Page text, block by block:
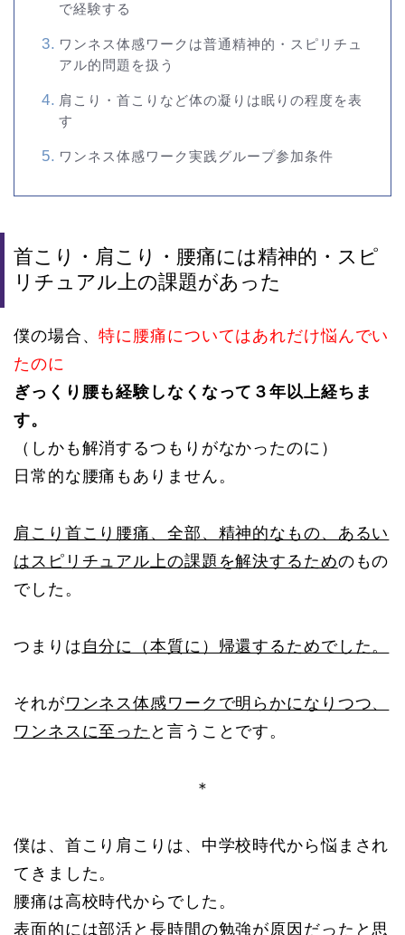
で経験する
ワンネス体感ワークは普通精神的・スピリチュ
アル的問題を扱う
肩こり・首こりなど体の凝りは眠りの程度を表
す
ワンネス体感ワーク実践グループ参加条件
首こり・肩こり・腰痛には精神的・スピ
リチュアル上の課題があった
僕の場合、特に腰痛についてはあれだけ悩んでい
たのに
ぎっくり腰も経験しなくなって３年以上経ちま
す。
（しかも解消するつもりがなかったのに）
日常的な腰痛もありません。
肩こり首こり腰痛、全部、精神的なもの、あるい
はスピリチュアル上の課題を解決するためのもの
でした。
つまりは 自分に（本質に）帰還するためでした。
それがワンネス体感ワークで明らかになりつつ、
ワンネスに至った と言うことです。
＊
僕は、首こり肩こりは、中学校時代から悩まされ
てきました。
腰痛は高校時代からでした。
表面的には部活と長時間の勉強が原因だったと思